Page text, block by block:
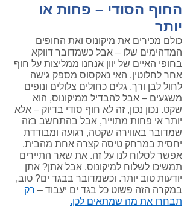
החוף הסודי – פחות או
יותר
כולם מכירים את מיקונוס ואת החופים
המדהימים שלו – אבל כשמדובר דווקא
בחופי האיים של יוון אנחנו ממליצות על חוף
אחר לחלוטין. האי נאקסוס מספק גישה
לחול לבן ורך, גלים כחולים צלולים ונופים
משגעים – אבל להבדיל ממיקונוס, הוא
שקט. נכון נכון, זה לא חוף סודי בדיוק – אלא
יותר אי פחות מתוייר, אבל בהתחשב בזה
שמדובר באווירה שקטה, רגועה ומבודדת
יחסית במרחק טיסה קצרה אחת מהבית,
אפשר לסלוח לנו על זה. את שאר התיירים
תמשיכו לשלוח למיקונוס, אבל אתן? אתן
יודעות טוב יותר. וכשמדובר בבגד ים? טוב,
במקרה הזה פשוט כל בגד ים יעבוד – רק
תבחרו את מה שמתאים לכן.